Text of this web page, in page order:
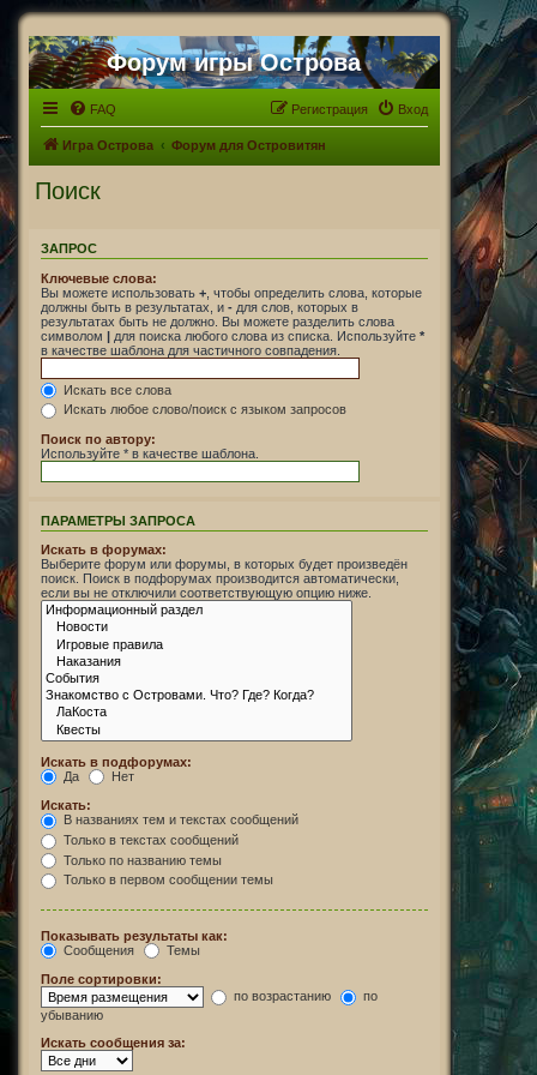
Форум игры Острова
FAQ Вход
Регистрация
Игра Острова Форум для Островитян
Поиск
ЗАПРОС
Ключевые слова:
Вы можете использовать + , чтобы определить слова, которые
должны быть в результатах, и - для слов, которых в
результатах быть не должно. Вы можете разделить слова
символом | для поиска любого слова из списка. Используйте *
в качестве шаблона для частичного совпадения.
Искать все слова
Искать любое слово/поиск с языком запросов
Поиск по автору:
Используйте * в качестве шаблона.
ПАРАМЕТРЫ ЗАПРОСА
Искать в форумах:
Выберите форум или форумы, в которых будет произведён
поиск. Поиск в подфорумах производится автоматически,
если вы не отключили соответствующую опцию ниже.
Искать в подфорумах:
Да
Нет
Искать:
В названиях тем и текстах сообщений
Только в текстах сообщений
Только по названию темы
Только в первом сообщении темы
Показывать результаты как:
Сообщения
Темы
Поле сортировки:
по возрастанию
по
убыванию
Искать сообщения за: